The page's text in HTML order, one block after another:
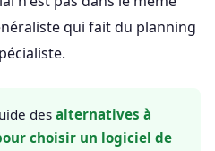
qui fait du planning
des alternatives à
choisir un logiciel de